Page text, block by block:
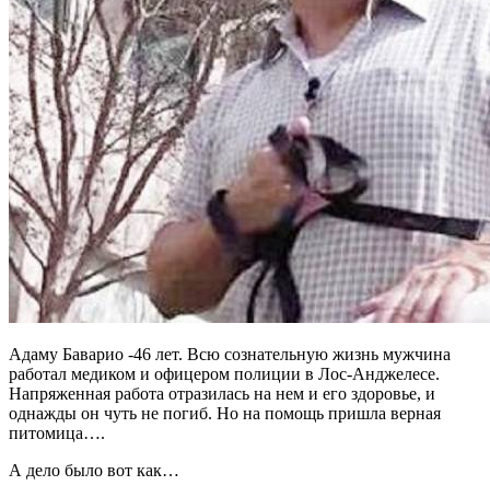
Адаму Баварио -46 лет. Всю сознательную жизнь мужчина
работал медиком и офицером полиции в Лос-Анджелесе.
Напряженная работа отразилась на нем и его здоровье, и
однажды он чуть не погиб. Но на помощь пришла верная
питомица….
А дело было вот как…